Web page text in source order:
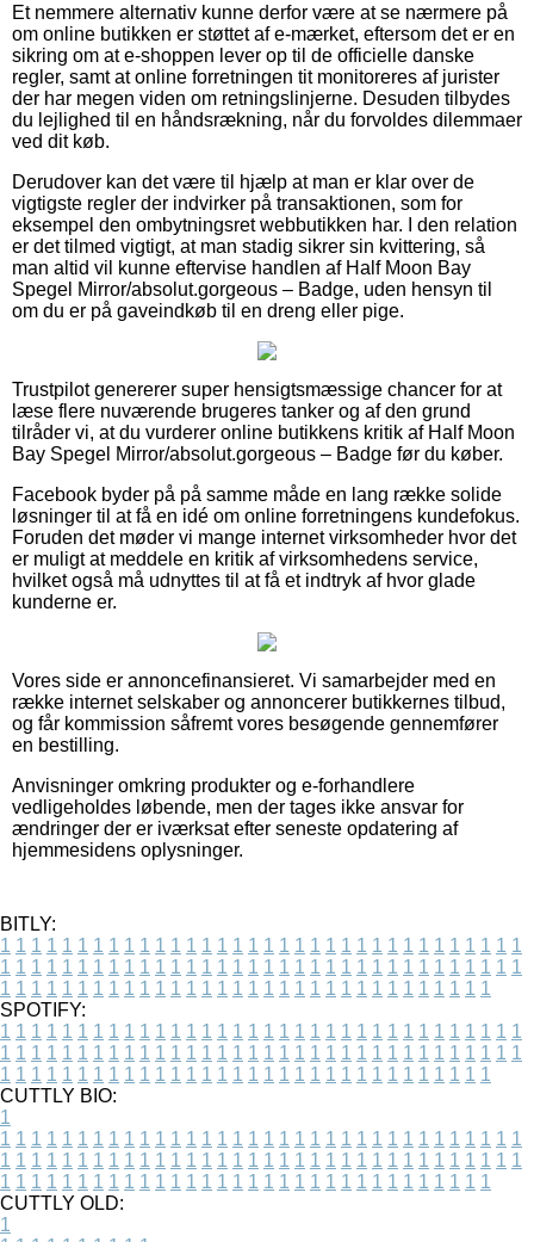
Et nemmere alternativ kunne derfor være at se nærmere på
om online butikken er støttet af e-mærket, eftersom det er en
sikring om at e-shoppen lever op til de officielle danske
regler, samt at online forretningen tit monitoreres af jurister
der har megen viden om retningslinjerne. Desuden tilbydes
du lejlighed til en håndsrækning, når du forvoldes dilemmaer
ved dit køb.
Derudover kan det være til hjælp at man er klar over de
vigtigste regler der indvirker på transaktionen, som for
eksempel den ombytningsret webbutikken har. I den relation
er det tilmed vigtigt, at man stadig sikrer sin kvittering, så
man altid vil kunne eftervise handlen af Half Moon Bay
Spegel Mirror/absolut.gorgeous – Badge, uden hensyn til
om du er på gaveindkøb til en dreng eller pige.
Trustpilot genererer super hensigtsmæssige chancer for at
læse flere nuværende brugeres tanker og af den grund
tilråder vi, at du vurderer online butikkens kritik af Half Moon
Bay Spegel Mirror/absolut.gorgeous – Badge før du køber.
Facebook byder på på samme måde en lang række solide
løsninger til at få en idé om online forretningens kundefokus.
Foruden det møder vi mange internet virksomheder hvor det
er muligt at meddele en kritik af virksomhedens service,
hvilket også må udnyttes til at få et indtryk af hvor glade
kunderne er.
Vores side er annoncefinansieret. Vi samarbejder med en
række internet selskaber og annoncerer butikkernes tilbud,
og får kommission såfremt vores besøgende gennemfører
en bestilling.
Anvisninger omkring produkter og e-forhandlere
vedligeholdes løbende, men der tages ikke ansvar for
ændringer der er iværksat efter seneste opdatering af
hjemmesidens oplysninger.
BITLY:
1 1 1 1 1 1 1 1 1 1 1 1 1 1 1 1 1 1 1 1 1 1 1 1 1 1 1 1 1 1 1 1 1 1
1 1 1 1 1 1 1 1 1 1 1 1 1 1 1 1 1 1 1 1 1 1 1 1 1 1 1 1 1 1 1 1 1 1
1 1 1 1 1 1 1 1 1 1 1 1 1 1 1 1 1 1 1 1 1 1 1 1 1 1 1 1 1 1 1 1
SPOTIFY:
1 1 1 1 1 1 1 1 1 1 1 1 1 1 1 1 1 1 1 1 1 1 1 1 1 1 1 1 1 1 1 1 1 1
1 1 1 1 1 1 1 1 1 1 1 1 1 1 1 1 1 1 1 1 1 1 1 1 1 1 1 1 1 1 1 1 1 1
1 1 1 1 1 1 1 1 1 1 1 1 1 1 1 1 1 1 1 1 1 1 1 1 1 1 1 1 1 1 1 1
CUTTLY BIO:
1
1 1 1 1 1 1 1 1 1 1 1 1 1 1 1 1 1 1 1 1 1 1 1 1 1 1 1 1 1 1 1 1 1 1
1 1 1 1 1 1 1 1 1 1 1 1 1 1 1 1 1 1 1 1 1 1 1 1 1 1 1 1 1 1 1 1 1 1
1 1 1 1 1 1 1 1 1 1 1 1 1 1 1 1 1 1 1 1 1 1 1 1 1 1 1 1 1 1 1 1
CUTTLY OLD:
1